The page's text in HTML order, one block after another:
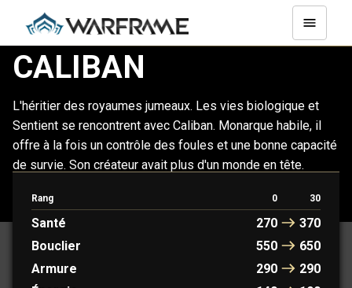
CALIBAN
L'héritier des royaumes jumeaux. Les vies biologique et
Sentient se rencontrent avec Caliban. Monarque habile, il
offre à la fois un contrôle des foules et une bonne capacité
de survie. Son créateur avait plus d'un monde en tête.
Rang 0 30
Santé 270
370
Bouclier
550
650
Armure
290
290